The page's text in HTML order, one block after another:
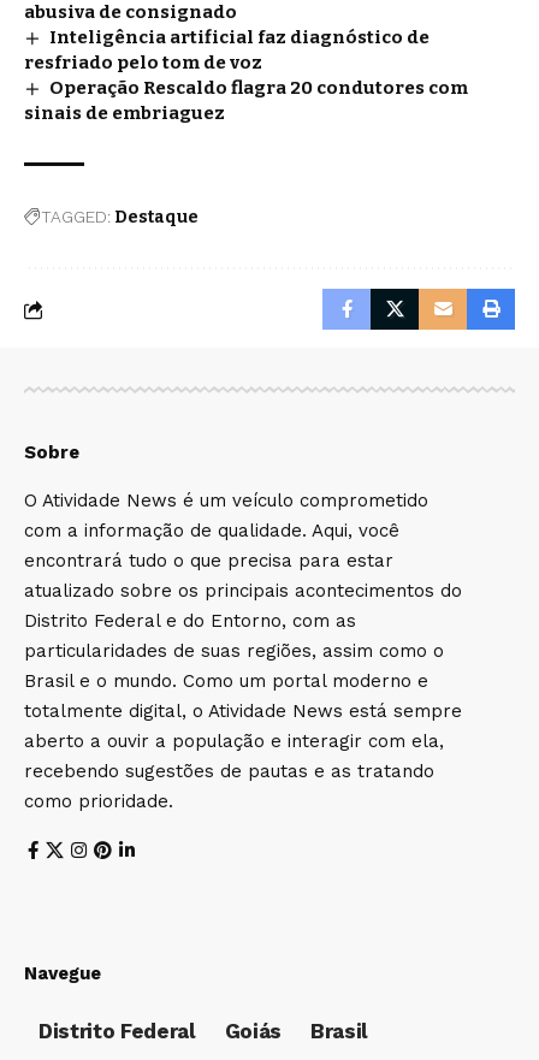
abusiva de consignado
Inteligência artificial faz diagnóstico de
resfriado pelo tom de voz
Operação Rescaldo flagra 20 condutores com
sinais de embriaguez
TAGGED: Destaque
Sobre
O Atividade News é um veículo comprometido
com a informação de qualidade. Aqui, você
encontrará tudo o que precisa para estar
atualizado sobre os principais acontecimentos do
Distrito Federal e do Entorno, com as
particularidades de suas regiões, assim como o
Brasil e o mundo. Como um portal moderno e
totalmente digital, o Atividade News está sempre
aberto a ouvir a população e interagir com ela,
recebendo sugestões de pautas e as tratando
como prioridade.
Navegue
Distrito Federal Goiás Brasil